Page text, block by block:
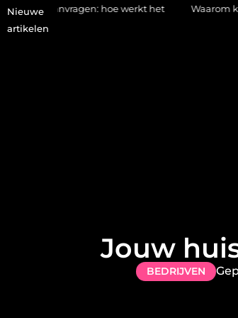
Nieuwe
artikelen
hoe werkt het Waarom kiezen voor een
Jouw
BEDRIJVEN